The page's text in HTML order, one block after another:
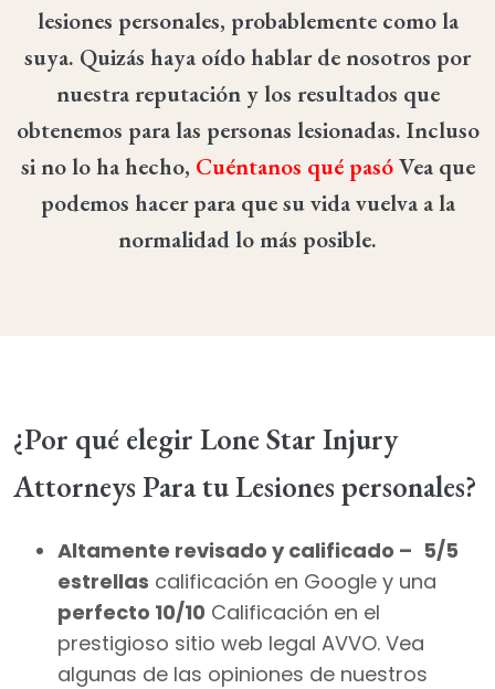
lesiones personales, probablemente como la
suya. Quizás haya oído hablar de nosotros por
nuestra reputación y los resultados que
obtenemos para las personas lesionadas. Incluso
si no lo ha hecho, Cuéntanos qué pasóVea que
podemos hacer para que su vida vuelva a la
normalidad lo más posible.
¿Por qué elegir Lone Star Injury
Attorneys Para tu Lesiones personales?
Altamente revisado y calificado – 5/5
estrellas calificación en Google y una
perfecto 10/10 Calificación en el
prestigioso sitio web legal AVVO. Vea
algunas de las opiniones de nuestros